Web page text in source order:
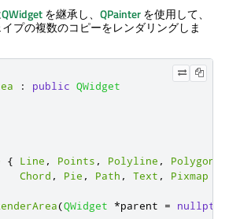
QWidgetを継承し、 QPainterを使用して、
プの複数のコピーをレンダリングしま
: public QWidget
{ Line , Points , Polyline , Polygon
Chord , Pie , Path , Text , Pixmap
(QWidget *parent = nullptr